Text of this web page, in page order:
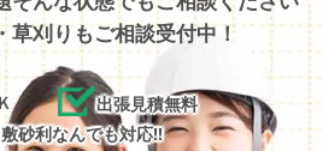
草刈りもご相談受付中！
出張見積無料
砂利なんでも対応!!